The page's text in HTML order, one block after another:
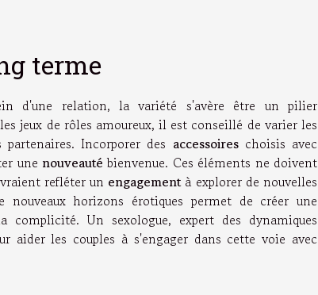
terme
d'une relation, la variété s'avère être un pilier
jeux de rôles amoureux, il est conseillé de varier les
Incorporer des accessoireschoisis avec
une nouveauté bienvenue. Ces éléments ne doivent
refléter un engagementà explorer de nouvelles
nouveaux horizons érotiques permet de créer une
Un sexologue, expert des dynamiques
aider les couples à s'engager dans cette voie avec